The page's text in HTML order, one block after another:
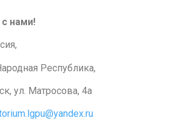
нами!
Республика,
ул. Матросова, 4а